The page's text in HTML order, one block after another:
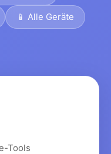
📱 Alle Geräte
Tools